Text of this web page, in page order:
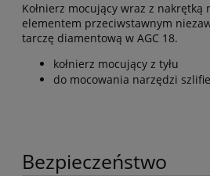
Kołnierz mocujący wraz z nakrętką
elementem przeciwstawnym
tarczę diamentową w AGC 18.
kołnierz mocujący z tyłu
do mocowania narzędzi
Bezpieczeństwo